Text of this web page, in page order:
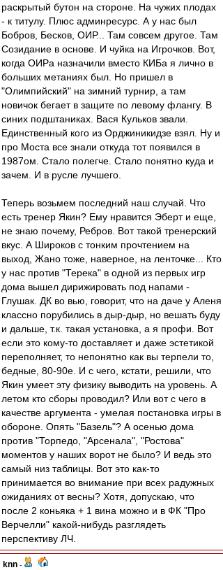
раскрытый бутон на стороне. На чужих плодах
- к титулу. Плюс админресурс. А у нас был
Бобров, Бесков, ОИР... Там совсем другое. Там
Созидание в основе. И чуйка на Игрочков. Вот,
когда ОИРа назначили вместо КИБа я лично в
больших метаниях был. Но пришел в
"Олимпийский" на зимний турнир, а там
новичок бегает в защите по левому флангу. В
синих подштаниках. Вася Кульков звали.
Единственный кого из Орджиникидзе взял. Ну и
про Моста все знали откуда тот появился в
1987ом. Стало полегче. Стало понятно куда и
зачем. И в русле лучшего.
Теперь возьмем последний наш случай. Что
есть тренер Якин? Ему нравится Эберт и еще,
не знаю почему, Ребров. Вот такой тренерский
вкус. А Широков с тонким прочтением на
выход, Жано тоже, наверное, на ленточке... Кто
у нас против "Терека" в одной из первых игр
дома вышел дирижировать под напами -
Глушак. ДК во вью, говорит, что на даче у Аленя
классно порубились в дыр-дыр, но вешать буду
и дальше, т.к. такая установка, а я профи. Вот
если это кому-то доставляет и даже эстетикой
переполняет, то непонятно как вы терпели то,
бедные, 80-90е. И с чего, кстати, решили, что
Якин умеет эту физику выводить на уровень. А
летом кто сборы проводил? Или вот с чего в
качестве аргумента - умелая постановка игры в
обороне. Опять "Базель"? А осенью дома
против "Торпедо, "Арсенала", "Ростова"
моментов у наших ворот не было? И ведь это
самый низ таблицы. Вот это как-то
принимается во внимание при всех радужных
ожиданиях от весны? Хотя, допускаю, что
после 2 коньяка + 1 вина можно и в ФК "Про
Верчелли" какой-нибудь разглядеть
перспективу ЛЧ.
knn -